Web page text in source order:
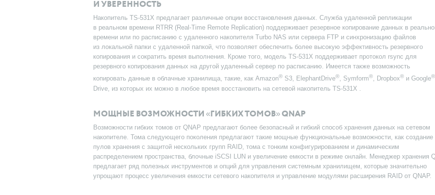
И УВЕРЕННОСТЬ
Накопитель TS-531X предлагает различные опции восстановления данных. Служба удаленной репликации
в реальном времени RTRR (Real-Time Remote Replication) поддерживает резервное копирование данных в
времени или по расписанию с удаленного накопителя Turbo NAS или сервера FTP и синхронизацию файлов
из локальной папки с удаленной папкой, что позволяет обеспечить более высокую эффективность резервного
копирования и сократить время выполнения. Кроме того, модель TS-531X поддерживает протокол rsync для
резервного копирования данных на другой удаленный сервер по расписанию. Имеется также возможность
копировать данные в облачные хранилища, такие, как Amazon® S3, ElephantDrive®, Symform®, Dropbox® и Google®
Drive, из которых их можно в любое время восстановить на сетевой накопитель TS-531X .
МОЩНЫЕ ВОЗМОЖНОСТИ «ГИБКИХ ТОМОВ» QNAP
Возможности гибких томов от QNAP предлагают более безопасный и гибкий способ хранения данных на сетевом
накопителе. Тома следующего поколения предлагают такие мощные функциональные возможности, как создание
пулов хранения с защитой нескольких групп RAID, тома с тонким конфигурированием и динамическим
распределением пространства, блочные iSCSI LUN и увеличение емкости в режиме онлайн. Менеджер хранения
предлагает ряд полезных инструментов и опций для управления системным хранилищем, которые значительно
упрощают процесс увеличения емкости сетевого накопителя и управление модулями расширения RAID от QNAP.